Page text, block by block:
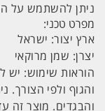
ניתן להשתמש על
מפרט טכני:
ארץ יצור: ישראל
יצרן: שמן מרוקאי
והגוף ולפי הצורך.
והבגדים. מוצר זה